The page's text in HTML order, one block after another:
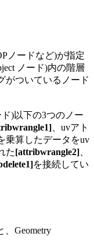
ノードなど)が指定
ノード)内の階層
がついているノード
ド)以下の3つのノー
、uvアト
乗算したデータをuv
た[attribwrangle2]
を接続してい
、Geometry